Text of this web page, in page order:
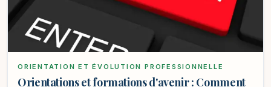
ORIENTATION ET ÉVOLUTION PROFESSIONNELLE
Orientations et formations d'avenir : Comment